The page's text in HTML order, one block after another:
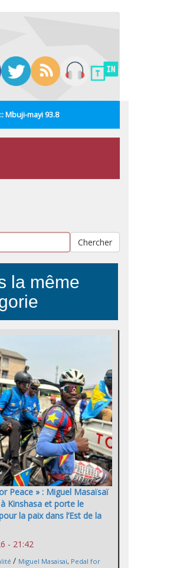
Mbuji-mayi 93.8
Chercher
la même
Peace » : Miguel Masaïsaï
Kinshasa et porte le
la paix dans l’Est de la
- 21:42
/ Miguel Masaisai, Pedal for